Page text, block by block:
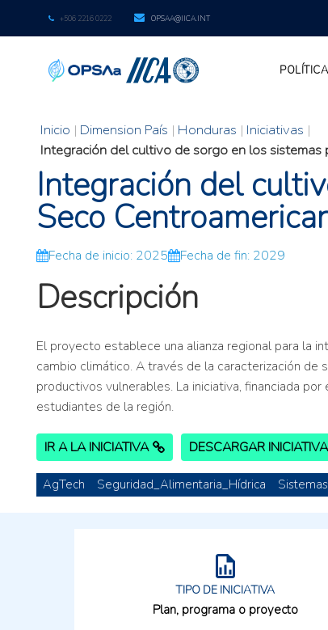
+506 2216 0222 OPSAA@IICA.INT
Inicio | Dimension País | Honduras | Iniciativas |
Integración del cultivo de sorgo en los
Integración del
Seco
Fecha de inicio: 2025 Fecha de fin: 2029
Descripción
El proyecto establece una alianza regional para la
cambio climático. A través de la caracterización
productivos vulnerables. La iniciativa, financiada
estudiantes de la región.
IR A LA INICIATIVA DESCARGAR INICIATIVA
AgTech Seguridad_Alimentaria_Hídrica
TIPO DE INICIATIVA
Plan, programa o proyecto